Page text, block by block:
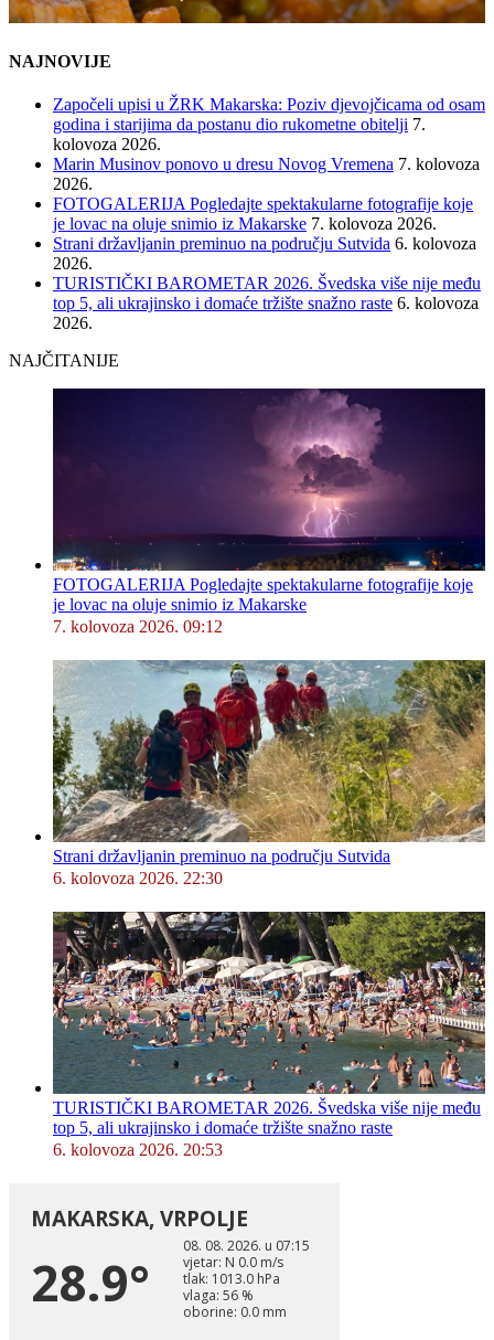
NAJNOVIJE
Započeli upisi u ŽRK Makarska: Poziv djevojčicama od osam
godina i starijima da postanu dio rukometne obitelji 7.
kolovoza 2026.
Marin Musinov ponovo u dresu Novog Vremena 7. kolovoza
2026.
FOTOGALERIJA Pogledajte spektakularne fotografije koje
je lovac na oluje snimio iz Makarske 7. kolovoza 2026.
Strani državljanin preminuo na području Sutvida 6. kolovoza
2026.
TURISTIČKI BAROMETAR 2026. Švedska više nije među
top 5, ali ukrajinsko i domaće tržište snažno raste 6. kolovoza
2026.
NAJČITANIJE
FOTOGALERIJA Pogledajte spektakularne fotografije koje
je lovac na oluje snimio iz Makarske
7. kolovoza 2026. 09:12
Strani državljanin preminuo na području Sutvida
6. kolovoza 2026. 22:30
TURISTIČKI BAROMETAR 2026. Švedska više nije među
top 5, ali ukrajinsko i domaće tržište snažno raste
6. kolovoza 2026. 20:53